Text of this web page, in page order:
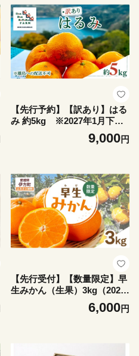
新鮮 愛媛県 伊方町 送料無料
】 IKTJ018
【先行予約】【訳あり】はる
み 約5kg ※2027年1月下旬
納税 人気 おすすめ ランキン
み Dan Dan BaTaKeFARM 愛
媛県産 愛媛県 伊方町 送料無
料】 IKTAU014
9,000円
【先行受付】【数量限定】早
生みかん（生果）3kg（2026
年11月上旬より順次発送）
【ふるさと納税 人気 おすす
6,000円